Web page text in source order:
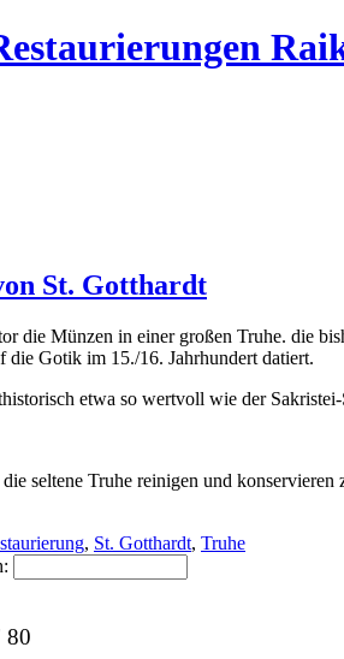
St. Gotthardt
die Münzen in einer großen Truhe. die
die Gotik im 15./16. Jahrhundert datiert.
etwa so wertvoll wie der
seltene Truhe reinigen und konservieren
, St. Gotthardt, Truhe
80